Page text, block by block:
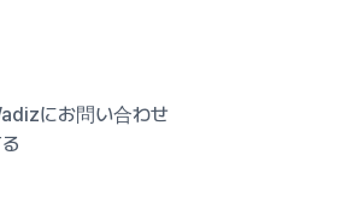
にお問い合わせ